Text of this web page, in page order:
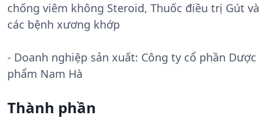
chống viêm không Steroid, Thuốc điều trị Gút và
các bệnh xương khớp
- Doanh nghiệp sản xuất: Công ty cổ phần Dược
phẩm Nam Hà
Thành phần